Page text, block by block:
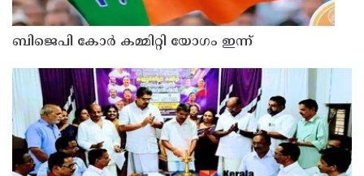
ബിജെപി കോർ കമ്മിറ്റി യോഗം ഇന്ന്